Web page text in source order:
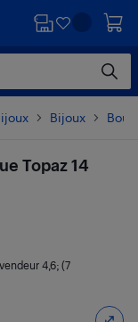
Bijoux
Topaz 14
4,6; (7